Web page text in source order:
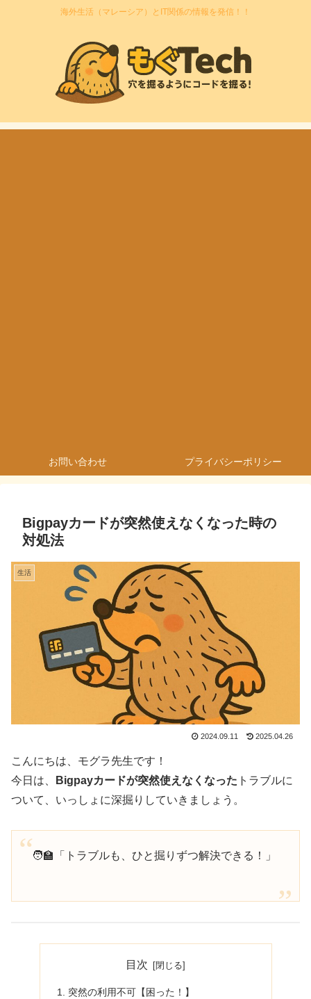
海外生活（マレーシア）とIT関係の情報を発信！！
お問い合わせ プライバシーポリシー
Bigpayカードが突然使えなくなった時の
対処法
生活
2024.09.11 2025.04.26
こんにちは、モグラ先生です！
今日は、
Bigpayカードが突然使えなくなった トラブルに
ついて、いっしょに深掘りしていきましょう。
🧑‍🏫「トラブルも、ひと掘りずつ解決できる！」
目次
突然の利用不可【困った！】